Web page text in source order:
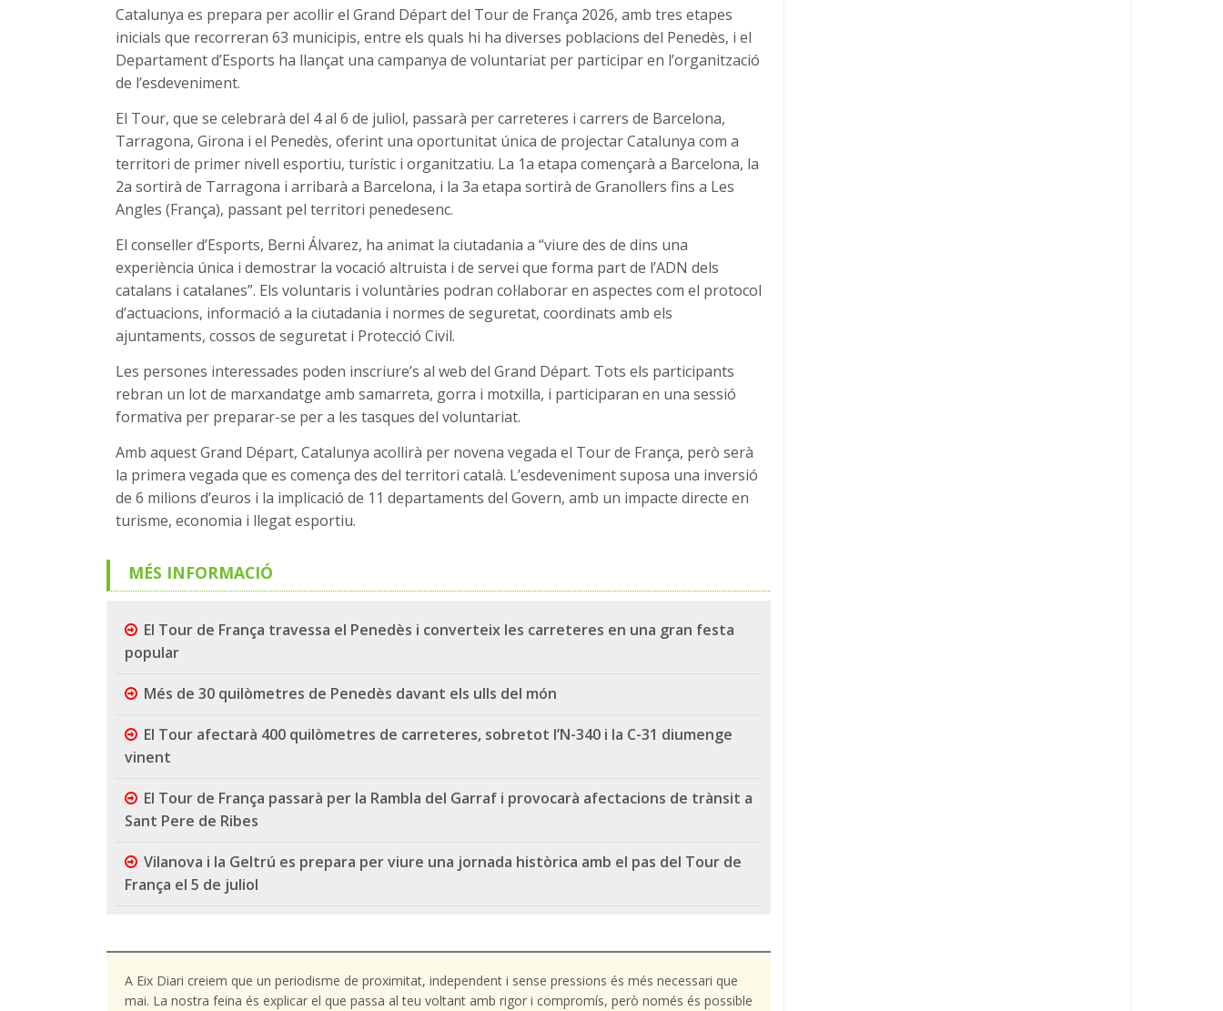
Catalunya es prepara per acollir el Grand Départ del Tour de França 2026, amb tres etapes
inicials que recorreran 63 municipis, entre els quals hi ha diverses poblacions del Penedès, i el
Departament d’Esports ha llançat una campanya de voluntariat per participar en l’organització
de l’esdeveniment.
El Tour, que se celebrarà del 4 al 6 de juliol, passarà per carreteres i carrers de Barcelona,
Tarragona, Girona i el Penedès, oferint una oportunitat única de projectar Catalunya com a
territori de primer nivell esportiu, turístic i organitzatiu. La 1a etapa començarà a Barcelona, la
2a sortirà de Tarragona i arribarà a Barcelona, i la 3a etapa sortirà de Granollers fins a Les
Angles (França), passant pel territori penedesenc.
El conseller d’Esports, Berni Álvarez, ha animat la ciutadania a “viure des de dins una
experiència única i demostrar la vocació altruista i de servei que forma part de l’ADN dels
catalans i catalanes”. Els voluntaris i voluntàries podran col·laborar en aspectes com el protocol
d’actuacions, informació a la ciutadania i normes de seguretat, coordinats amb els
ajuntaments, cossos de seguretat i Protecció Civil.
Les persones interessades poden inscriure’s al web del Grand Départ. Tots els participants
rebran un lot de marxandatge amb samarreta, gorra i motxilla, i participaran en una sessió
formativa per preparar-se per a les tasques del voluntariat.
Amb aquest Grand Départ, Catalunya acollirà per novena vegada el Tour de França, però serà
la primera vegada que es comença des del territori català. L’esdeveniment suposa una inversió
de 6 milions d’euros i la implicació de 11 departaments del Govern, amb un impacte directe en
turisme, economia i llegat esportiu.
MÉS INFORMACIÓ
El Tour de França travessa el Penedès i converteix les carreteres en una gran festa
popular
Més de 30 quilòmetres de Penedès davant els ulls del món
El Tour afectarà 400 quilòmetres de carreteres, sobretot l’N-340 i la C-31 diumenge
vinent
El Tour de França passarà per la Rambla del Garraf i provocarà afectacions de trànsit a
Sant Pere de Ribes
Vilanova i la Geltrú es prepara per viure una jornada històrica amb el pas del Tour de
França el 5 de juliol
A Eix Diari creiem que un periodisme de proximitat, independent i sense pressions és més necessari que
mai. La nostra feina és explicar el que passa al teu voltant amb rigor i compromís, però només és possible